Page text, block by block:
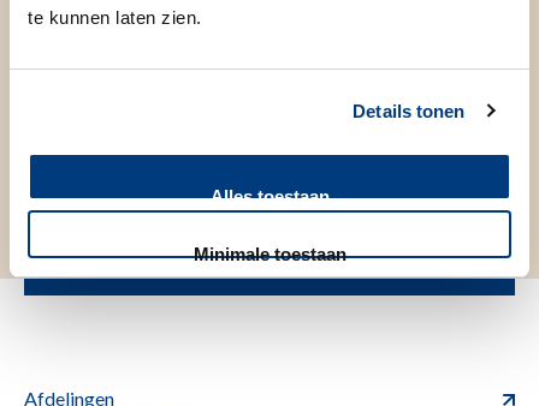
te kunnen laten zien.
Details tonen
Alles toestaan
Minimale toestaan
Vorige stap
Afdelingen